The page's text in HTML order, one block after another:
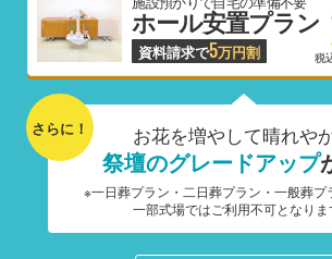
ホール安置プラン
資料請求で5万円割 税
さらに！ お花を増やして晴れや
祭壇のグレードアップ
※一日葬プラン・二日葬プラン・一般葬プ
一部式場ではご利用不可となりま